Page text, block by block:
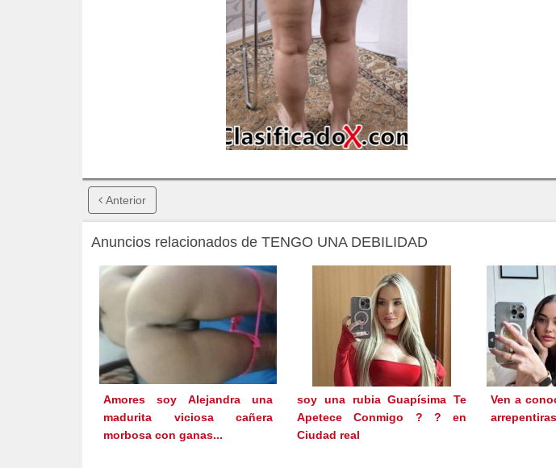
Anterior
Anuncios relacionados de TENGO UNA DEBILIDAD
Amores soy Alejandra una
madurita viciosa cañera
morbosa con ganas...
soy una rubia Guapísima Te
Apetece Conmigo ? ? en
Ciudad real
Ven a